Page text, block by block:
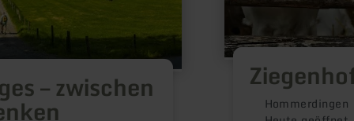
– zwischen
Hommerdingen